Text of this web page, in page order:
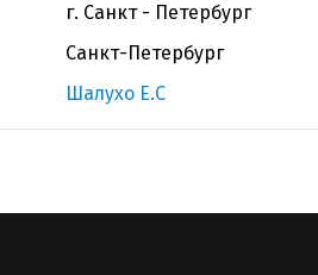
г. Санкт - Петербург
Санкт-Петербург
Шалухо Е.С